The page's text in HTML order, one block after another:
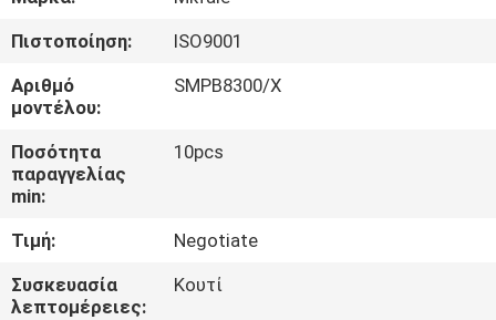
ΠΟΙΟΤΙΚΌΣ
ΈΛΕΓΧΟΣ
ΜΑΣ
ΕΛΆΤΕ
ΕΠΑΦΉ
ΜΕ
Πιστοποίηση:
ISO9001
Αριθμό
μοντέλου:
SMPB8300/Χ
Ποσότητα
παραγγελίας
min:
10pcs
Τιμή:
Negotiate
Συσκευασία
λεπτομέρειες:
Κουτί